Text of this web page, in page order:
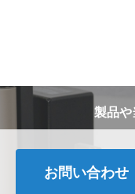
製品や
お問い合わせ